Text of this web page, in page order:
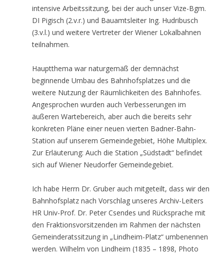
intensive Arbeitssitzung, bei der auch unser Vize-Bgm.
DI Pigisch (2.v.r.) und Bauamtsleiter Ing. Hudribusch
(3.v.l.) und weitere Vertreter der Wiener Lokalbahnen
teilnahmen.
Hauptthema war naturgemäß der demnächst
beginnende Umbau des Bahnhofsplatzes und die
weitere Nutzung der Räumlichkeiten des Bahnhofes.
Angesprochen wurden auch Verbesserungen im
äußeren Wartebereich, aber auch die bereits sehr
konkreten Pläne einer neuen vierten Badner-Bahn-
Station auf unserem Gemeindegebiet, Höhe Multiplex.
Zur Erläuterung: Auch die Station „Südstadt“ befindet
sich auf Wiener Neudorfer Gemeindegebiet.
Ich habe Herrn Dr. Gruber auch mitgeteilt, dass wir den
Bahnhofsplatz nach Vorschlag unseres Archiv-Leiters
HR Univ-Prof. Dr. Peter Csendes und Rücksprache mit
den Fraktionsvorsitzenden im Rahmen der nächsten
Gemeinderatssitzung in „Lindheim-Platz“ umbenennen
werden. Wilhelm von Lindheim (1835 – 1898, Photo